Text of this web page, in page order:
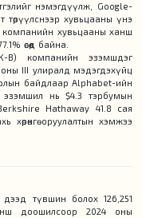
нэмэгдүүлж, Google-
төрүүлснээр хувьцааны үнэ
компанийн хувьцааны ханш
өсөөд байна.
B) компанийн эзэмшдэг
III улиралд мэдэгдэхүйц
байдлаар Alphabet-ийн
нь $4.3 тэрбумын
Hathaway 41.8 сая
оруулалтын хэмжээ
түвшин болох 126,251
доошилсоор 2024 оны